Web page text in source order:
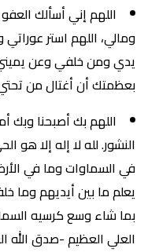
اللهم إني أسألك
ومالي، اللهم استر
يدي ومن خلفي وعن
بعظمتك أن أغتال من
اللهم بك أصبحنا وبك
النشور. لله لا إله إلا هو
في السماوات وما في
يعلم ما بين أيديهم وما
بما شاء وسع كرسيه
العلي العظيم -صدق الله